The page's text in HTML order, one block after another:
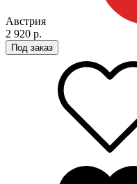
Австрия
2 920 р.
Под заказ